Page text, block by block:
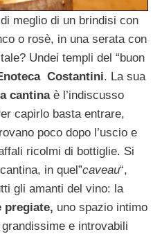
di meglio di un brindisi con
o rosè, in una serata con
Undei templi del “buon
Costantini. La sua
cantinaè l’indiscusso
capirlo basta entrare,
poco dopo l’uscio e
ricolmi di bottiglie. Si
in quel”caveau“,
gli amanti del vino: la
pregiate, uno spazio intimo
e introvabili